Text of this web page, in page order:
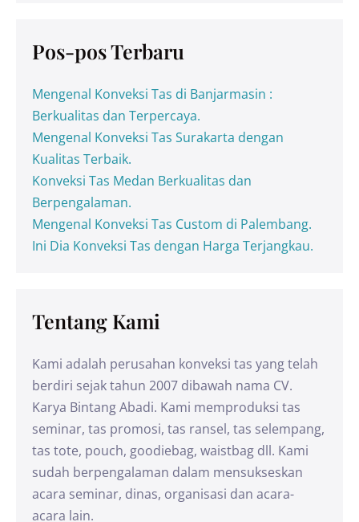
Pos-pos Terbaru
Mengenal Konveksi Tas di Banjarmasin :
Berkualitas dan Terpercaya.
Mengenal Konveksi Tas Surakarta dengan
Kualitas Terbaik.
Konveksi Tas Medan Berkualitas dan
Berpengalaman.
Mengenal Konveksi Tas Custom di Palembang.
Ini Dia Konveksi Tas dengan Harga Terjangkau.
Tentang Kami
Kami adalah perusahan konveksi tas yang telah
berdiri sejak tahun 2007 dibawah nama CV.
Karya Bintang Abadi. Kami memproduksi tas
seminar, tas promosi, tas ransel, tas selempang,
tas tote, pouch, goodiebag, waistbag dll. Kami
sudah berpengalaman dalam mensukseskan
acara seminar, dinas, organisasi dan acara-
acara lain.